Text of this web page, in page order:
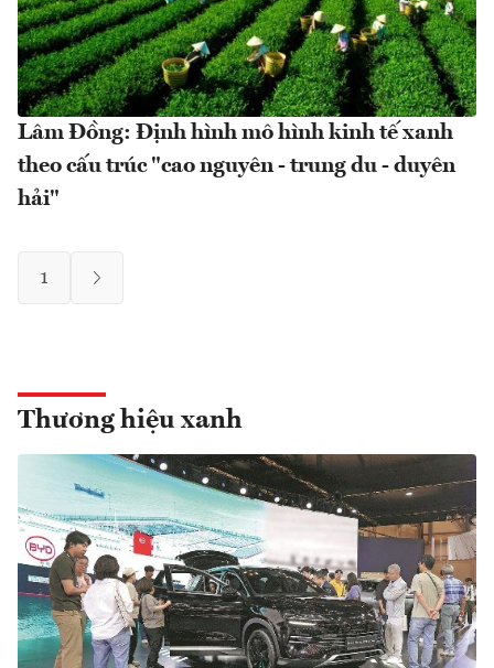
Lâm Đồng: Định hình mô hình kinh tế xanh
theo cấu trúc "cao nguyên - trung du - duyên
hải"
1
Thương hiệu xanh